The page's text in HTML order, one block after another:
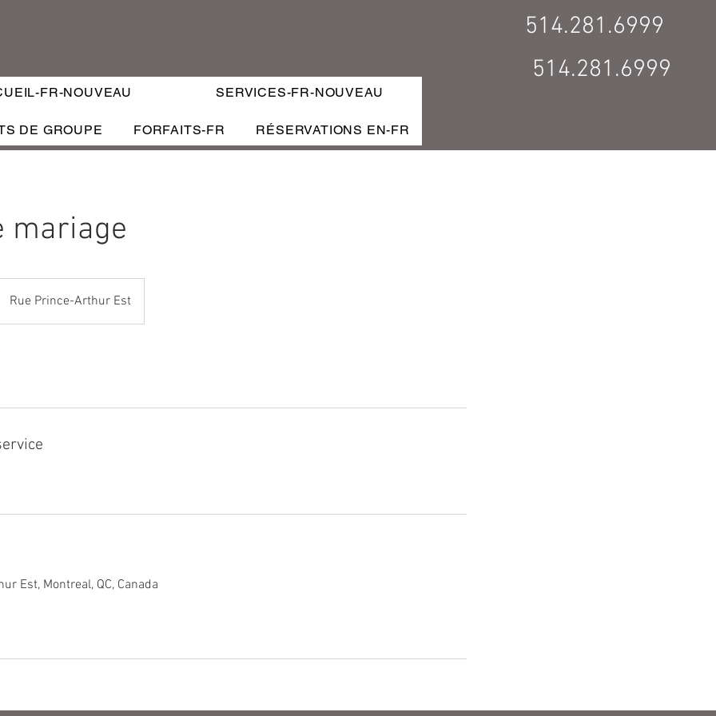
514.281.6999
FR-NOUVEAU SERVICES-FR-NOUVEAU
DE GROUPE FORFAITS-FR RÉSERVATIONS EN-FR
514.281.6999
mariage
Rue Prince-Arthur Est
Est, Montreal, QC, Canada